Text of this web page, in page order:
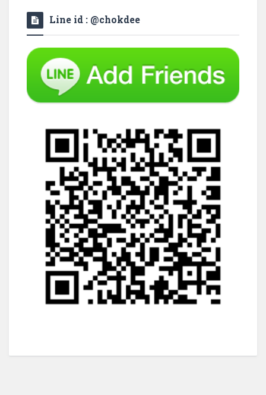
Line id : @chokdee